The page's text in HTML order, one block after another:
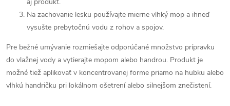
Na zachovanie lesku používajte mierne vlhký mop a ihneď
vysušte prebytočnú vodu z rohov a spojov.
Pre bežné umývanie rozmiešajte odporúčané množstvo prípravku
do vlažnej vody a vytierajte mopom alebo handrou. Produkt je
možné tiež aplikovať v koncentrovanej forme priamo na hubku alebo
vlhkú handričku pri lokálnom ošetrení alebo silnejšom znečistení.